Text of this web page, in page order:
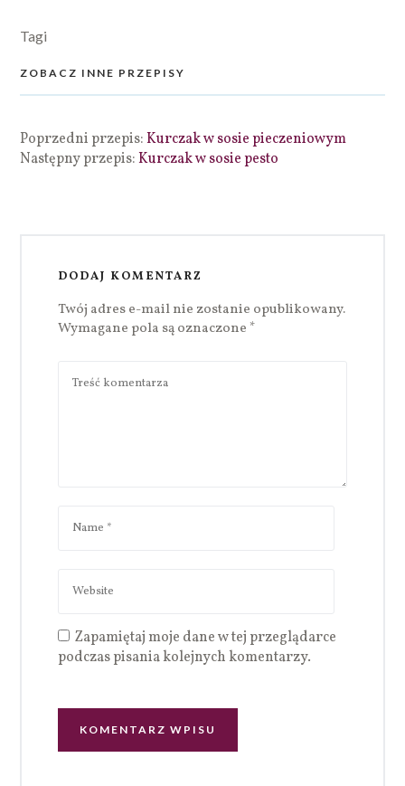
Tagi
ZOBACZ INNE PRZEPISY
Poprzedni przepis:Kurczak w sosie pieczeniowym
Następny przepis:Kurczak w sosie pesto
DODAJ KOMENTARZ
Twój adres e-mail nie zostanie opublikowany.
Wymagane pola są oznaczone *
Zapamiętaj moje dane w tej przeglądarce
podczas pisania kolejnych komentarzy.